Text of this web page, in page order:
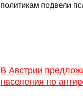
политикам подвели
В Австрии
населения по